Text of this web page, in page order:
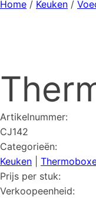
Home / Keuken /
Artikelnummer:
CJ142
Categorieën:
Keuken
Prijs per stuk:
Verkoopeenheid: